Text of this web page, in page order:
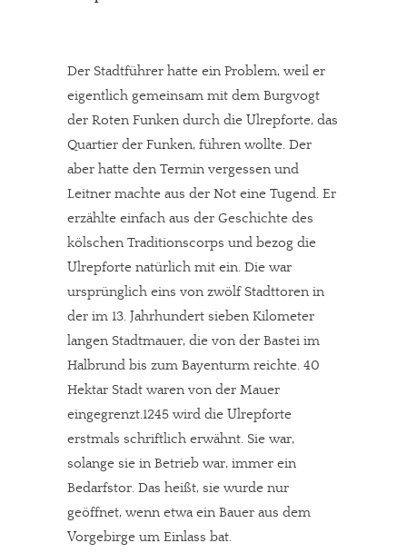
Der Stadtführer hatte ein Problem, weil er
eigentlich gemeinsam mit dem Burgvogt
der Roten Funken durch die Ulrepforte, das
Quartier der Funken, führen wollte. Der
aber hatte den Termin vergessen und
Leitner machte aus der Not eine Tugend. Er
erzählte einfach aus der Geschichte des
kölschen Traditionscorps und bezog die
Ulrepforte natürlich mit ein. Die war
ursprünglich eins von zwölf Stadttoren in
der im 13. Jahrhundert sieben Kilometer
langen Stadtmauer, die von der Bastei im
Halbrund bis zum Bayenturm reichte. 40
Hektar Stadt waren von der Mauer
eingegrenzt.1245 wird die Ulrepforte
erstmals schriftlich erwähnt. Sie war,
solange sie in Betrieb war, immer ein
Bedarfstor. Das heißt, sie wurde nur
geöffnet, wenn etwa ein Bauer aus dem
Vorgebirge um Einlass bat.